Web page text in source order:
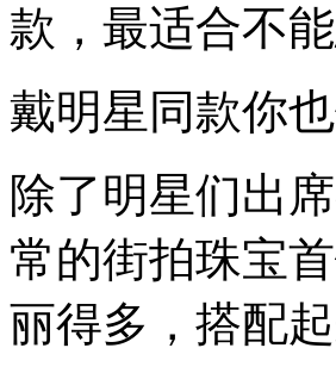
款，最适合不
戴明星同款你
除了明星们出
常的街拍珠宝
丽得多，搭配